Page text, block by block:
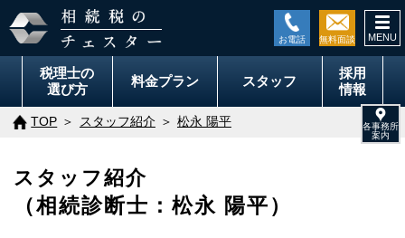
税理士の
選び方
料金プラン スタッフ
採用
情報
TOP スタッフ紹介 松永 陽平
スタッフ紹介
（相続診断士：松永 陽平）